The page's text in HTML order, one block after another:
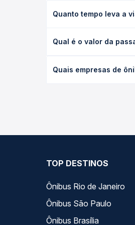
Quanto tempo leva a
leito) e as condições
Qual é o valor da
antecedência da
Quais empresas de
TOP DESTINOS
Ônibus Rio de Janeiro
Ônibus São Paulo
Ônibus Brasília